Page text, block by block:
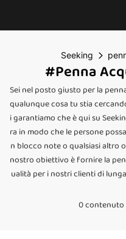
Seeking
#penna
Sei nel posto giusto per la
qualunque cosa tu stia
i garantiamo che è qui su
ra in modo che le persone
n blocco note o qualsiasi altro
nostro obiettivo è fornire la
ualità per i nostri clienti di
0 contenuto